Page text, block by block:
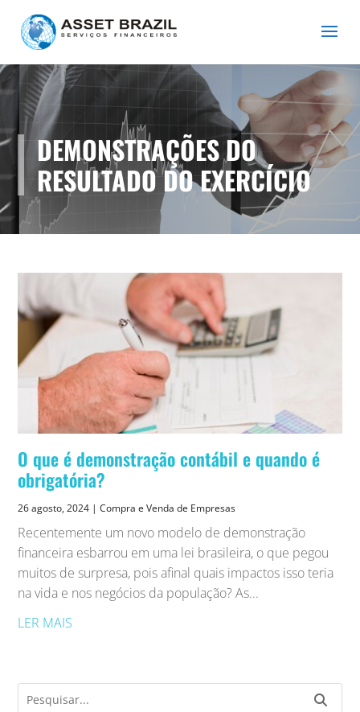
DEMONSTRAÇÕES DO
RESULTADO DO EXERCÍCIO
O que é demonstração contábil e quando é
obrigatória?
26 agosto, 2024 |Compra e Venda de Empresas
Recentemente um novo modelo de demonstração
financeira esbarrou em uma lei brasileira, o que pegou
muitos de surpresa, pois afinal quais impactos isso teria
na vida e nos negócios da população? As...
LER MAIS